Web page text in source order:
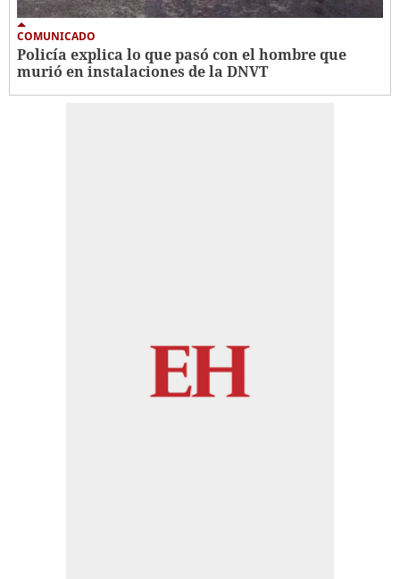
COMUNICADO
Policía explica lo que pasó con el hombre que
murió en instalaciones de la DNVT